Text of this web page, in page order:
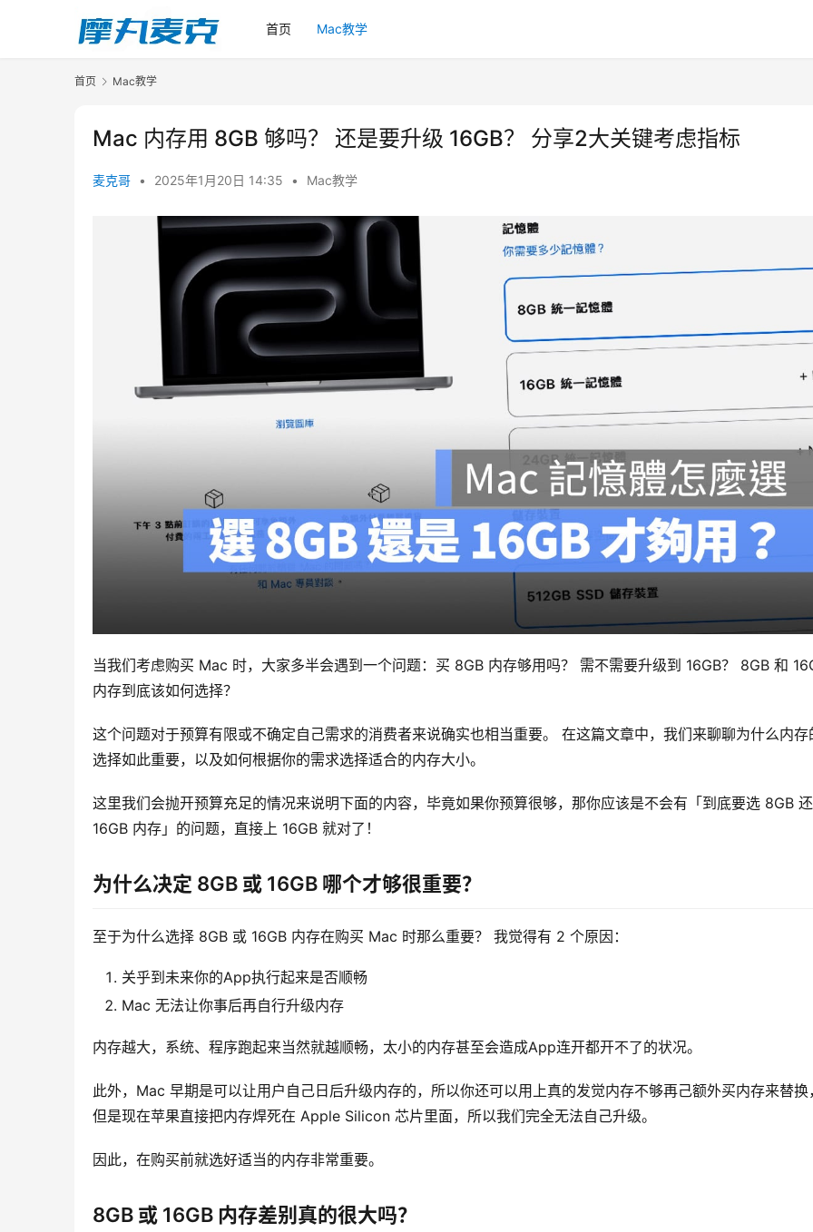
首页 Mac教学
首页 Mac教学
Mac 内存用 8GB 够吗？ 还是要升级 16GB？ 分享2大关键考虑指标
麦克哥 • 2025年1月20日 14:35 • Mac教学
当我们考虑购买 Mac 时，大家多半会遇到一个问题：买 8GB 内存够用吗？ 需不需要升级到 16GB？ 8GB 和
内存到底该如何选择？
这个问题对于预算有限或不确定自己需求的消费者来说确实也相当重要。 在这篇文章中，我们来聊聊为什么内存
选择如此重要，以及如何根据你的需求选择适合的内存大小。
这里我们会抛开预算充足的情况来说明下面的内容，毕竟如果你预算很够，那你应该是不会有「到底要选 8GB
16GB 内存」的问题，直接上 16GB 就对了！
为什么决定 8GB 或 16GB 哪个才够很重要？
至于为什么选择 8GB 或 16GB 内存在购买 Mac 时那么重要？ 我觉得有 2 个原因：
关乎到未来你的App执行起来是否顺畅
Mac 无法让你事后再自行升级内存
内存越大，系统、程序跑起来当然就越顺畅，太小的内存甚至会造成App连开都开不了的状况。
此外，Mac 早期是可以让用户自己日后升级内存的，所以你还可以用上真的发觉内存不够再己额外买内存来替换
但是现在苹果直接把内存焊死在 Apple Silicon 芯片里面，所以我们完全无法自己升级。
因此，在购买前就选好适当的内存非常重要。
8GB 或 16GB 内存差别真的很大吗？